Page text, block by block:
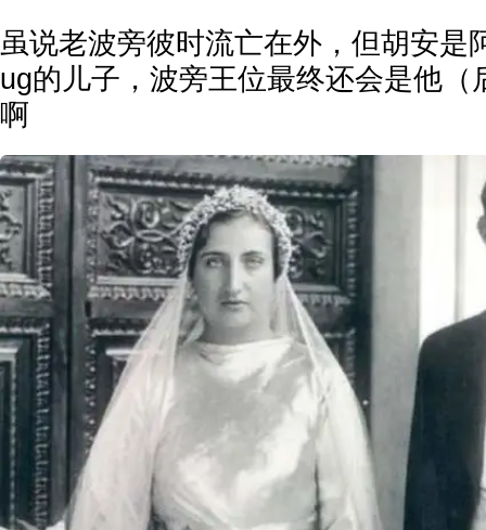
虽说老波旁彼时流亡在外，但胡安是
ug的儿子，波旁王位最终还会是他（
啊